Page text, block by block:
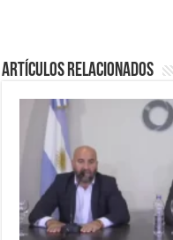
Artículos Relacionados